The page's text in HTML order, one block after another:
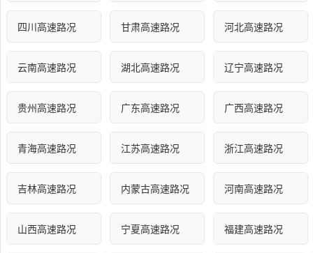
四川高速路况 甘肃高速路况 河北高速路况
云南高速路况 湖北高速路况 辽宁高速路况
贵州高速路况 广东高速路况 广西高速路况
青海高速路况 江苏高速路况 浙江高速路况
吉林高速路况 内蒙古高速路况 河南高速路况
山西高速路况 宁夏高速路况 福建高速路况